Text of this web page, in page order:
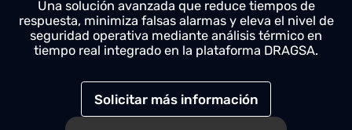
Una solución avanzada que reduce tiempos de
respuesta, minimiza falsas alarmas y eleva el nivel
seguridad operativa mediante análisis térmico en
Solicitar más información